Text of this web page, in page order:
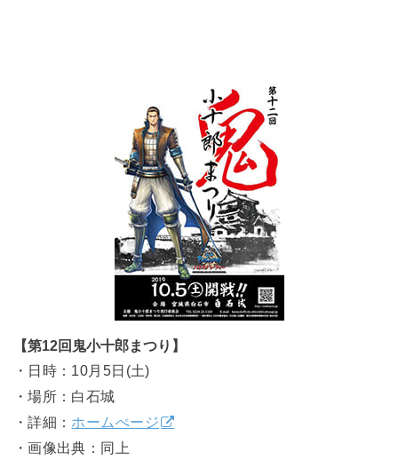
【第12回鬼小十郎まつり】
・日時：10月5日(土)
・場所：白石城
・詳細： ホームぺージ
・画像出典：同上